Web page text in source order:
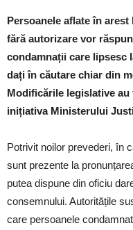
Persoanele aflate în
fără autorizare vor
condamnații care lipsesc
dați în căutare chiar din
Modificările legislative
inițiativa Ministerului
Potrivit noilor prevederi, în
sunt prezente la
putea dispune din oficiu
consemnului. Autoritățile
care persoanele